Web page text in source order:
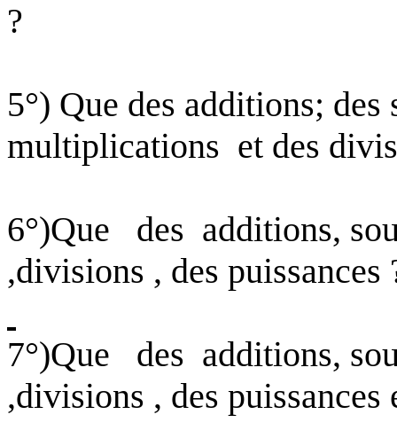
?
5°) Que des additions;
multiplications et des
6°)Que des additions,
,divisions , des puissances
7°)Que des additions,
,divisions , des puissances